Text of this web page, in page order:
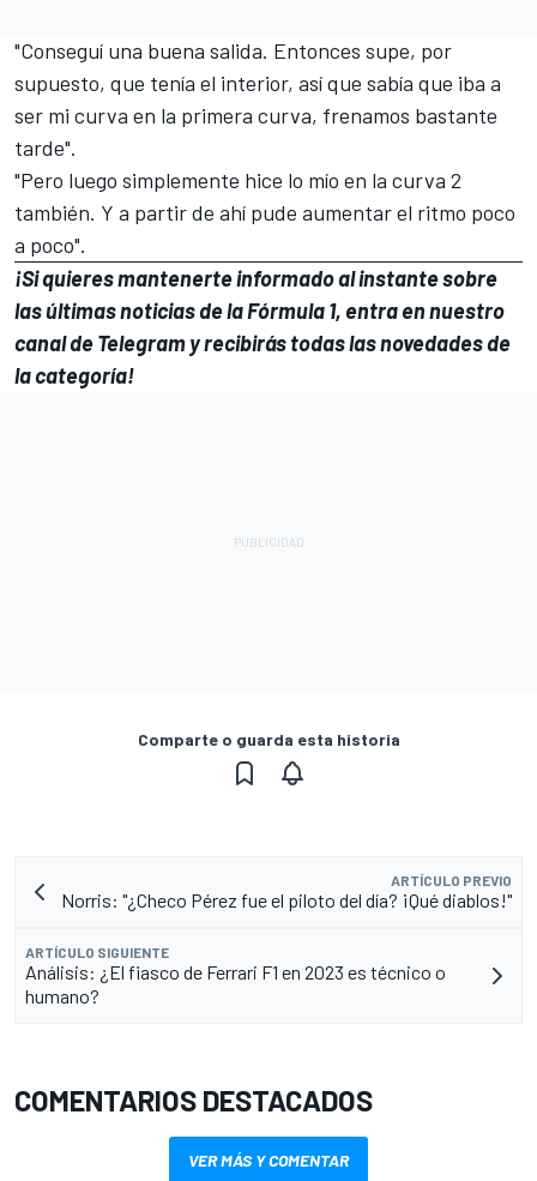
"Conseguí una buena salida. Entonces supe, por
supuesto, que tenía el interior, así que sabía que iba a
ser mi curva en la primera curva, frenamos bastante
tarde".
"Pero luego simplemente hice lo mío en la curva 2
también. Y a partir de ahí pude aumentar el ritmo poco
a poco".
¡Si quieres mantenerte informado al instante sobre
las últimas noticias de laFórmula 1, entra ennuestro
canal de Telegramy recibirás todas las novedades de
la categoría!
Comparte o guarda esta historia
ARTÍCULO PREVIO
Norris: "¿Checo Pérez fue el piloto del día? ¡Qué diablos!"
ARTÍCULO SIGUIENTE
Análisis: ¿El fiasco de Ferrari F1 en 2023 es técnico o
humano?
COMENTARIOS DESTACADOS
VER MÁS Y COMENTAR